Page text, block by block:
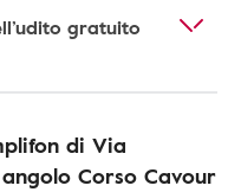
gratuito
di Via
Corso Cavour